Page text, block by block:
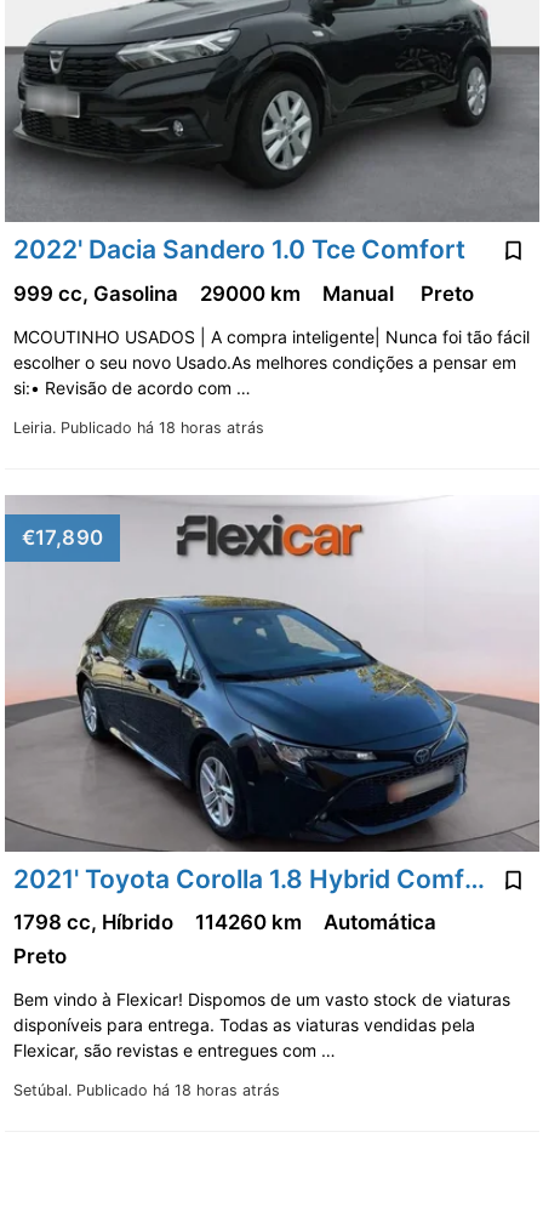
2022' Dacia Sandero 1.0 Tce Comfort
Leiria. Publicado há 18 horas atrás
999 cc, Gasolina 29000 km Manual Preto
MCOUTINHO USADOS | A compra inteligente| Nunca foi tão fácil
escolher o seu novo Usado.As melhores condições a pensar em
si:• Revisão de acordo com …
€17,890
2021' Toyota Corolla 1.8 Hybrid Comfort
Setúbal. Publicado há 18 horas atrás
1798 cc, Híbrido 114260 km
Automática
Preto
Bem vindo à Flexicar! Dispomos de um vasto stock de viaturas
disponíveis para entrega. Todas as viaturas vendidas pela
Flexicar, são revistas e entregues com …